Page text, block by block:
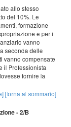
allo stesso
del 10%. Le
formazione
e per i
vanno
seconda delle
vanno compensate
il Professionista
fornire la
[torna al sommario]
- 2/B